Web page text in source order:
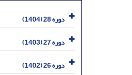
دوره 28 (1404)
دوره 27 (1403)
دوره 26 (1402)